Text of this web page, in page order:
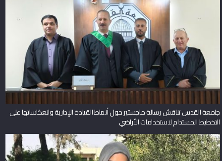
جامعة القدس تناقش رسالة ماجستير حول أنماط القيادة الإدارية وانعكاساتها على
التخطيط المستدام لاستخدامات الأراضي